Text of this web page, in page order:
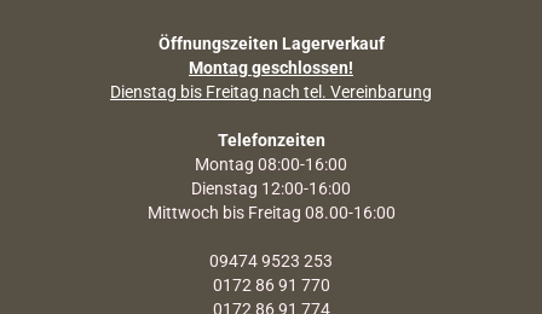
Öffnungszeiten Lagerverkauf
Montag geschlossen!
Dienstag bis Freitag nach tel. Vereinbarung
Telefonzeiten
Montag 08:00-16:00
Dienstag 12:00-16:00
Mittwoch bis Freitag 08.00-16:00
09474 9523 253
0172 86 91 770
0172 86 91 774